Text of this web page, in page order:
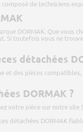
de techniciens
DORMAK. Que
Si toutefois vous ne
détachées
et des pièces
DORMAK ?
votre pièce sur notre site
détachées DORMAK